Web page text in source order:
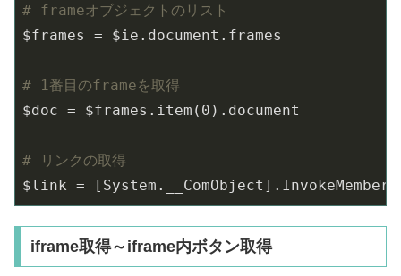
# frameオブジェクトのリスト
$frames = $ie.document.frames
# 1番目のframeを取得
$doc = $frames.item( 0 ).document
# リンクの取得
$link = [System.__ComObject].InvokeMember(
iframe取得～iframe内ボタン取得